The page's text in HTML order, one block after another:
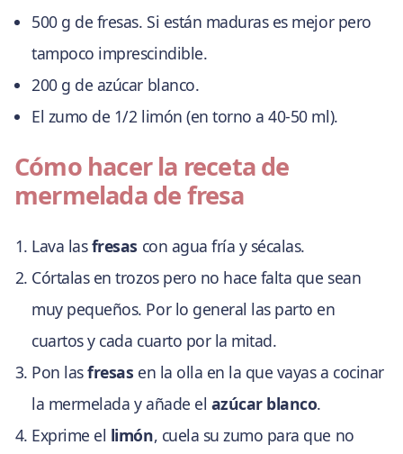
500 g de fresas. Si están maduras es mejor pero
tampoco imprescindible.
200 g de azúcar blanco.
El zumo de 1/2 limón (en torno a 40-50 ml).
Cómo hacer la receta de
mermelada de fresa
Lava lasfresas con agua fría y sécalas.
Córtalas en trozos pero no hace falta que sean
muy pequeños. Por lo general las parto en
cuartos y cada cuarto por la mitad.
Pon lasfresas en la olla en la que vayas a cocinar
la mermelada y añade el azúcar blanco.
Exprime el limón, cuela su zumo para que no